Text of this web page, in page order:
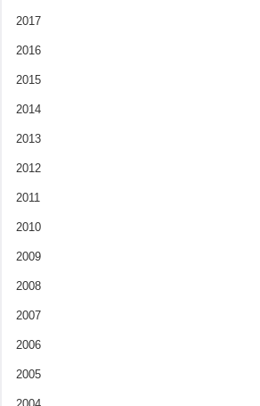
2017
2016
2015
2014
2013
2012
2011
2010
2009
2008
2007
2006
2005